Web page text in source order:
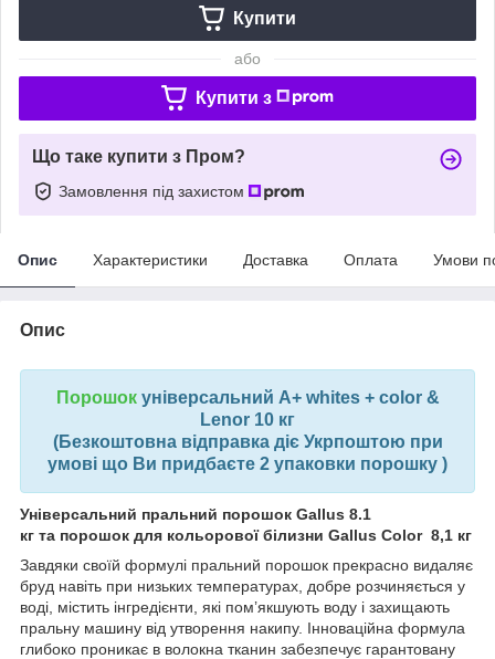
Купити
або
Купити з
Що таке купити з Пром?
Замовлення під захистом
Опис Характеристики Доставка Оплата Умови
Опис
Порошокуніверсальний A+ whites + color &
Lenor 10 кг
(Безкоштовна відправка діє Укрпоштою при
умові що Ви придбаєте 2 упаковки порошку )
Універсальний пральний порошок Gallus 8.1
кг та порошок для кольорової білизни Gallus Color 8,1 кг
Завдяки своїй формулі пральний порошок прекрасно видаляє
бруд навіть при низьких температурах, добре розчиняється у
воді, містить інгредієнти, які пом’якшують воду і захищають
пральну машину від утворення накипу. Інноваційна формула
глибоко проникає в волокна тканин забезпечує гарантовану